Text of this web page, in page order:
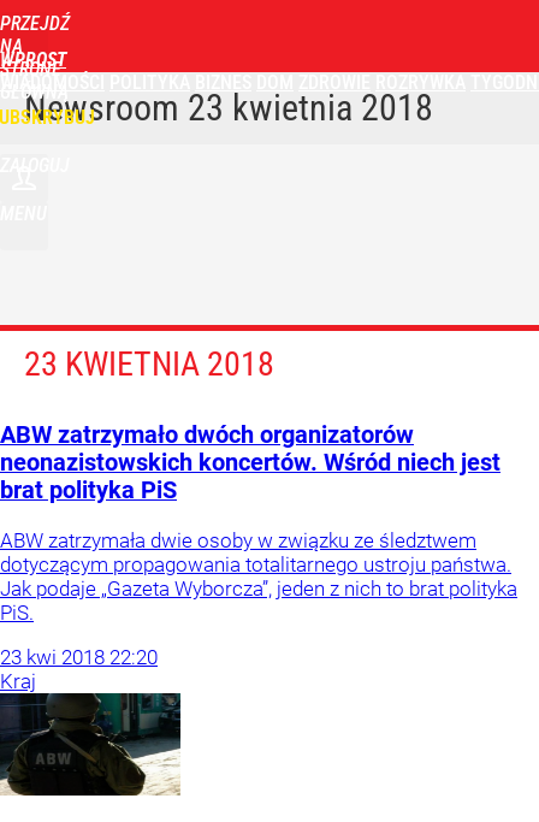
PRZEJDŹ
NA
STRONĘ
GŁÓWNĄ
WPROST
Newsroom 23 kwietnia 2018
23 KWIETNIA 2018
ABW zatrzymało dwóch organizatorów
neonazistowskich koncertów. Wśród niech jest
brat polityka PiS
ABW zatrzymała dwie osoby w związku ze śledztwem
dotyczącym propagowania totalitarnego ustroju państwa.
Jak podaje „Gazeta Wyborcza”, jeden z nich to brat polityka
PiS.
23 kwi 2018 22:20
Kraj